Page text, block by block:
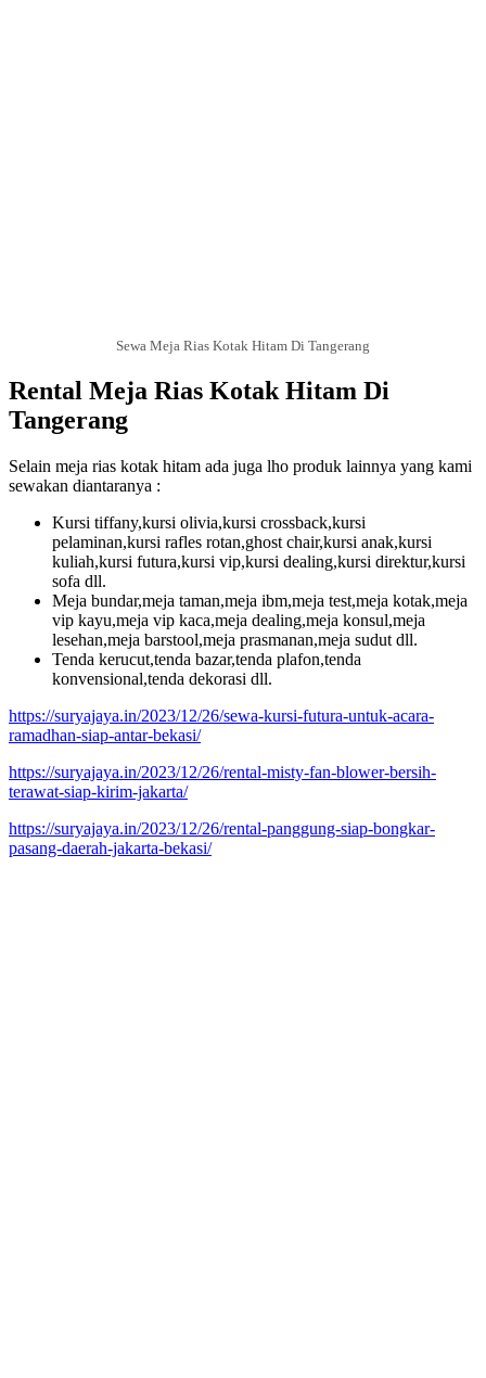
Sewa Meja Rias Kotak Hitam Di Tangerang
Rental Meja Rias Kotak Hitam Di
Tangerang
Selain meja rias kotak hitam ada juga lho produk lainnya yang kami
sewakan diantaranya :
Kursi tiffany,kursi olivia,kursi crossback,kursi
pelaminan,kursi rafles rotan,ghost chair,kursi anak,kursi
kuliah,kursi futura,kursi vip,kursi dealing,kursi direktur,kursi
sofa dll.
Meja bundar,meja taman,meja ibm,meja test,meja kotak,meja
vip kayu,meja vip kaca,meja dealing,meja konsul,meja
lesehan,meja barstool,meja prasmanan,meja sudut dll.
Tenda kerucut,tenda bazar,tenda plafon,tenda
konvensional,tenda dekorasi dll.
https://suryajaya.in/2023/12/26/sewa-kursi-futura-untuk-acara-
ramadhan-siap-antar-bekasi/
https://suryajaya.in/2023/12/26/rental-misty-fan-blower-bersih-
terawat-siap-kirim-jakarta/
https://suryajaya.in/2023/12/26/rental-panggung-siap-bongkar-
pasang-daerah-jakarta-bekasi/